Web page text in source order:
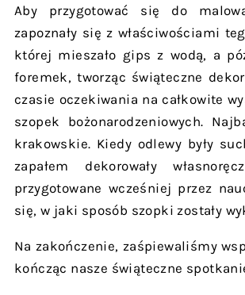
Aby przygotować się do
zapoznały się z właściwościami
której mieszało gips z wodą, a
foremek, tworząc świąteczne
czasie oczekiwania na całkowite
szopek bożonarodzeniowych.
krakowskie. Kiedy odlewy były
zapałem dekorowały
przygotowane wcześniej przez
się, w jaki sposób szopki zostały
Na zakończenie, zaśpiewaliśmy
kończąc nasze świąteczne